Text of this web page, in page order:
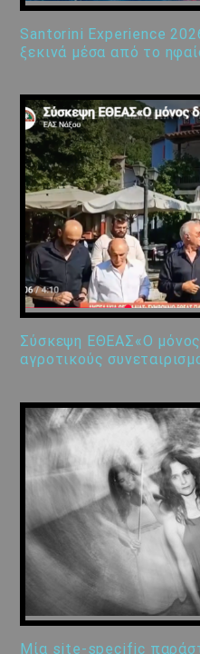
Santorini Experience
ξεκινά μέσα από το
Σύσκεψη ΕΘΕΑΣ«Ο
αγροτικούς
Μία site-specific